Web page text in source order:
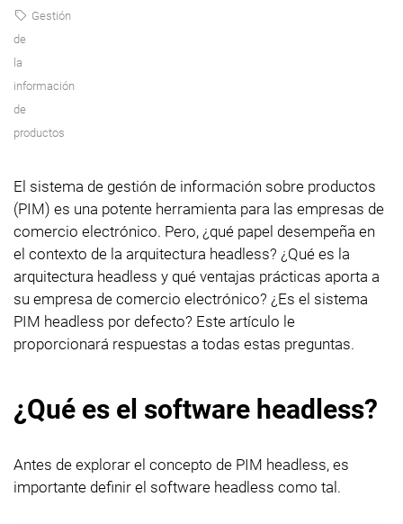
Gestión
de
la
información
de
productos
El sistema de gestión de información sobre productos
(PIM) es una potente herramienta para las empresas de
comercio electrónico. Pero, ¿qué papel desempeña en
el contexto de la arquitectura headless? ¿Qué es la
arquitectura headless y qué ventajas prácticas aporta a
su empresa de comercio electrónico? ¿Es el sistema
PIM headless por defecto? Este artículo le
proporcionará respuestas a todas estas preguntas.
¿Qué es el software headless?
Antes de explorar el concepto de PIM headless, es
importante definir el software headless como tal.